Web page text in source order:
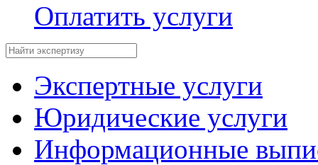
Оплатить услуги
Экспертные услуги
Юридические услуги
Информационные